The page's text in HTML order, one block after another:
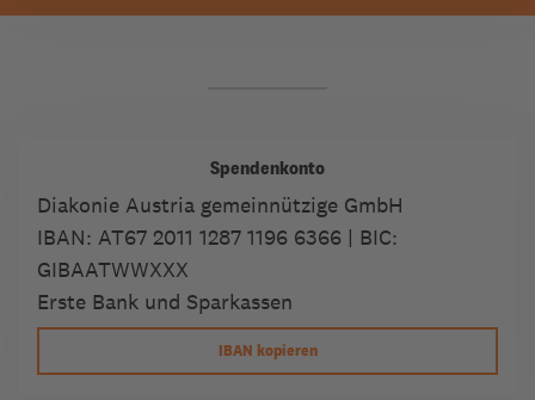
Spendenkonto
Diakonie Austria gemeinnützige GmbH
IBAN: AT67 2011 1287 1196 6366 | BIC:
GIBAATWWXXX
Erste Bank und Sparkassen
IBAN kopieren